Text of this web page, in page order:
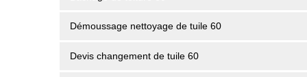
Démoussage nettoyage de tuile 60
Devis changement de tuile 60